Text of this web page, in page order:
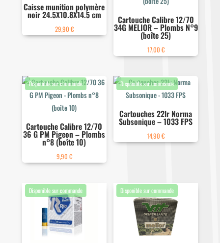
Caisse munition polymère
noir 24.5X10.8X14.5 cm
29,90 €
Cartouche Calibre 12/70
34G MELIOR – Plombs N°9
(boîte 25)
17,00 €
Cartouche Calibre 12/70
36 G PM Pigeon – Plombs
n°8 (boîte 10)
9,90 €
Cartouches 22lr Norma
Subsonique – 1033 FPS
14,90€